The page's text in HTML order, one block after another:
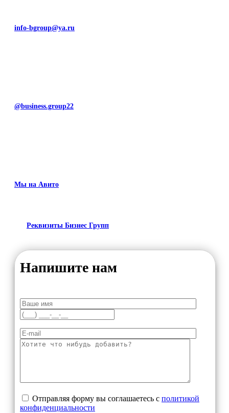
info-bgroup@ya.ru
@business.group22
Мы на Авито
Реквизиты Бизнес Групп
Напишите нам
Отправляя форму вы соглашаетесь с политикой
конфиденциальности